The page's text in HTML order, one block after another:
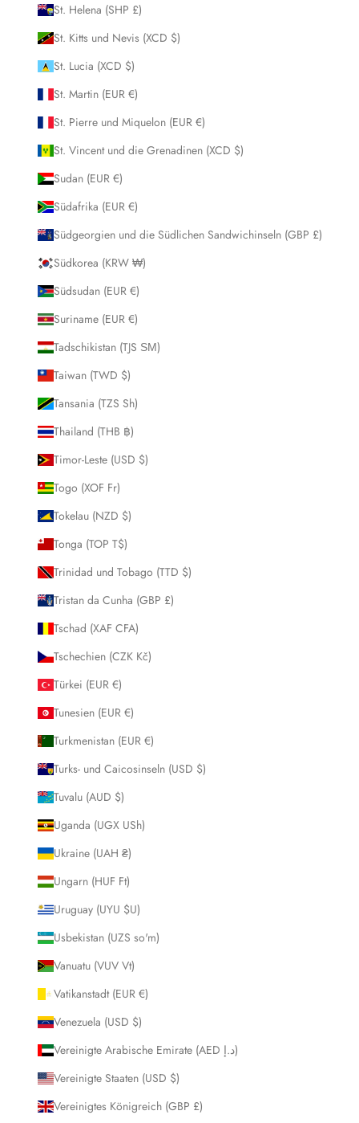
St. Helena (SHP £)
St. Kitts und Nevis (XCD $)
St. Lucia (XCD $)
St. Martin (EUR €)
St. Pierre und Miquelon (EUR €)
St. Vincent und die Grenadinen (XCD $)
Sudan (EUR €)
Südafrika (EUR €)
Südgeorgien und die Südlichen Sandwichinseln (GBP £)
Südkorea (KRW ₩)
Südsudan (EUR €)
Suriname (EUR €)
Tadschikistan (TJS ЅМ)
Taiwan (TWD $)
Tansania (TZS Sh)
Thailand (THB ฿)
Timor-Leste (USD $)
Togo (XOF Fr)
Tokelau (NZD $)
Tonga (TOP T$)
Trinidad und Tobago (TTD $)
Tristan da Cunha (GBP £)
Tschad (XAF CFA)
Tschechien (CZK Kč)
Türkei (EUR €)
Tunesien (EUR €)
Turkmenistan (EUR €)
Turks- und Caicosinseln (USD $)
Tuvalu (AUD $)
Uganda (UGX USh)
Ukraine (UAH ₴)
Ungarn (HUF Ft)
Uruguay (UYU $U)
Usbekistan (UZS so'm)
Vanuatu (VUV Vt)
Vatikanstadt (EUR €)
Venezuela (USD $)
Vereinigte Arabische Emirate (AED د.إ)
Vereinigte Staaten (USD $)
Vereinigtes Königreich (GBP £)